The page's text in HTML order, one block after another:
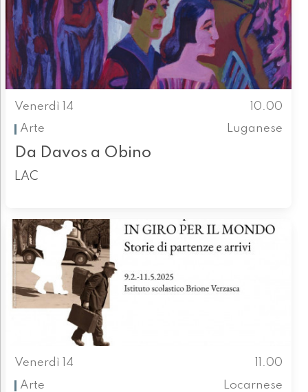
Venerdì 14
10.00
Arte
Luganese
Da Davos a Obino
LAC
Venerdì 14
11.00
Arte
Locarnese